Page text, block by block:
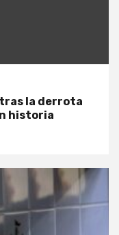
la derrota
historia